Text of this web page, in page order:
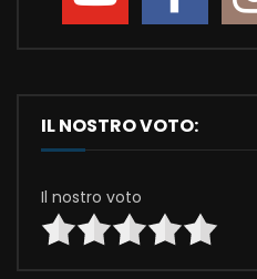
IL NOSTRO VOTO:
Il nostro voto